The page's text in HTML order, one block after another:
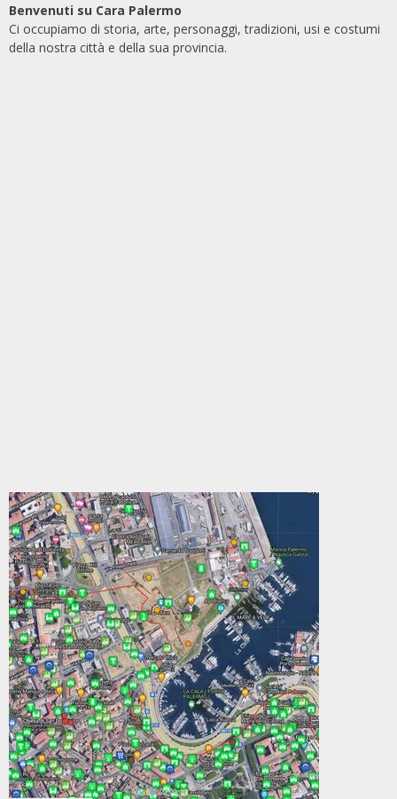
Benvenuti su Cara Palermo
Ci occupiamo di storia, arte, personaggi, tradizioni, usi e costumi
della nostra città e della sua provincia.